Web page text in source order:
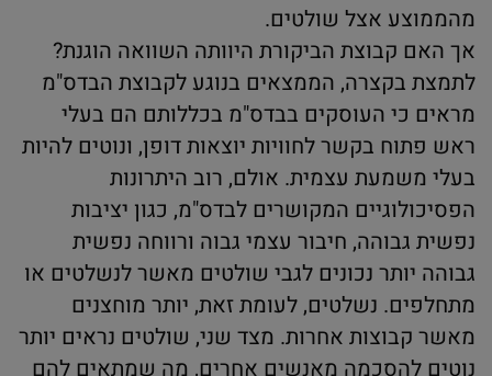
מהממוצע אצל שולטים.
אך האם קבוצת הביקורת היוותה השוואה הוגנת?
לתמצת בקצרה, הממצאים בנוגע לקבוצת הבדס"מ
מראים כי העוסקים בבדס"מ בכללותם הם בעלי
ראש פתוח בקשר לחוויות יוצאות דופן, ונוטים להיות
בעלי משמעת עצמית. אולם, רוב היתרונות
הפסיכולוגיים המקושרים לבדס"מ, כגון יציבות
נפשית גבוהה, חיבור עצמי גבוה ורווחה נפשית
גבוהה יותר נכונים לגבי שולטים מאשר לנשלטים או
מתחלפים. נשלטים, לעומת זאת, יותר מוחצנים
מאשר קבוצות אחרות. מצד שני, שולטים נראים יותר
נוטים להסכמה מאנשים אחרים, מה שמתאים להם